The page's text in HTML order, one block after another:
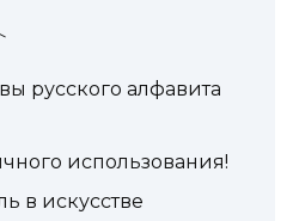
русского алфавита
использования!
в искусстве